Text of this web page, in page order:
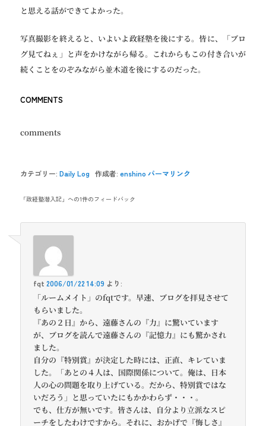
と思える話ができてよかった。
写真撮影を終えると、いよいよ政経塾を後にする。皆に、「ブロ
グ見てねぇ」と声をかけながら帰る。これからもこの付き合いが
続くことをのぞみながら並木道を後にするのだった。
COMMENTS
comments
カテゴリー:Daily Log 作成者:enshino パーマリンク
「政経塾潜入記 」への1件のフィードバック
fqt 2006/01/22 14:09 より:
「ルームメイト」のfqtです。早速、ブログを拝見させて
もらいました。
『あの２日』から、遠藤さんの『力』に驚いています
が、ブログを読んで遠藤さんの『記憶力』にも驚かされ
ました。
自分の『特別賞』が決定した時には、正直、キレていま
した。「あとの４人は、国際関係について。俺は、日本
人の心の問題を取り上げている。だから、特別賞ではな
いだろう」と思っていたにもかかわらず・・・。
でも、仕方が無いです。皆さんは、自分より立派なスピ
ーチをしたわけですから。それに、おかげで『悔しさ』